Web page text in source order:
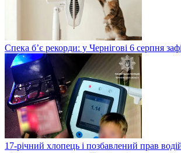
Спека б’є рекорди: у Чернігові 6 серпня
17-річний хлопець і позбавлений прав